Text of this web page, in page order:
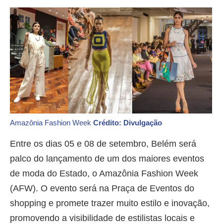
Amazônia Fashion Week Crédito: Divulgação
Entre os dias 05 e 08 de setembro, Belém será
palco do lançamento de um dos maiores eventos
de moda do Estado, o Amazônia Fashion Week
(AFW). O evento será na Praça de Eventos do
shopping e promete trazer muito estilo e inovação,
promovendo a visibilidade de estilistas locais e